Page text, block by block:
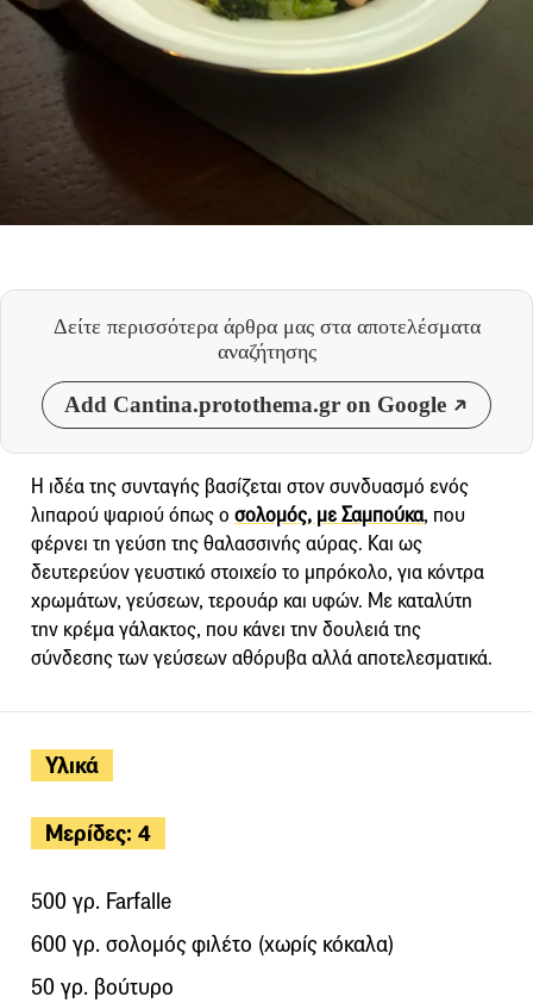
Δείτε περισσότερα άρθρα μας στα αποτελέσματα
αναζήτησης
Add Cantina.protothema.gr on Google
Υλικά
Μερίδες: 4
500 γρ. Farfalle
600 γρ. σολομός φιλέτο (χωρίς κόκαλα)
50 γρ. βούτυρο
Η ιδέα της συνταγής βασίζεται στον συνδυασμό ενός
λιπαρού ψαριού όπως ο σολομός, με Σαμπούκα, που
φέρνει τη γεύση της θαλασσινής αύρας. Και ως
δευτερεύον γευστικό στοιχείο το μπρόκολο, για κόντρα
χρωμάτων, γεύσεων, τερουάρ και υφών. Με καταλύτη
την κρέμα γάλακτος, που κάνει την δουλειά της
σύνδεσης των γεύσεων αθόρυβα αλλά αποτελεσματικά.